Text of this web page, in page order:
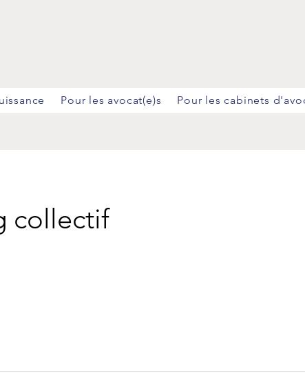
Pour les avocat(e)s Pour les cabinets
collectif